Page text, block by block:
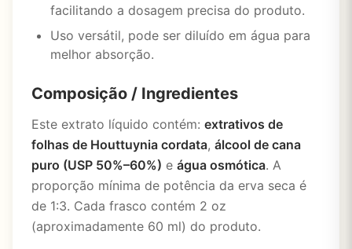
facilitando a dosagem precisa do produto.
Uso versátil, pode ser diluído em água para
melhor absorção.
Composição / Ingredientes
Este extrato líquido contém: extrativos de
folhas de Houttuynia cordata, álcool de cana
puro (USP 50%–60%) e água osmótica. A
proporção mínima de potência da erva seca é
de 1:3. Cada frasco contém 2 oz
(aproximadamente 60 ml) do produto.